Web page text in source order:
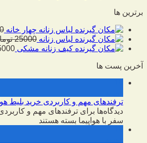
برترین ها
لباس زنانه چهار خانه
لباس زنانه 25000
کیف زنانه مشکی
آخرین پست ها
ترفندهای مهم و کاربردی خرید بلیط
دیدگاه‌ها برای ترفندهای مهم و
سفر با هواپیما بسته هستند